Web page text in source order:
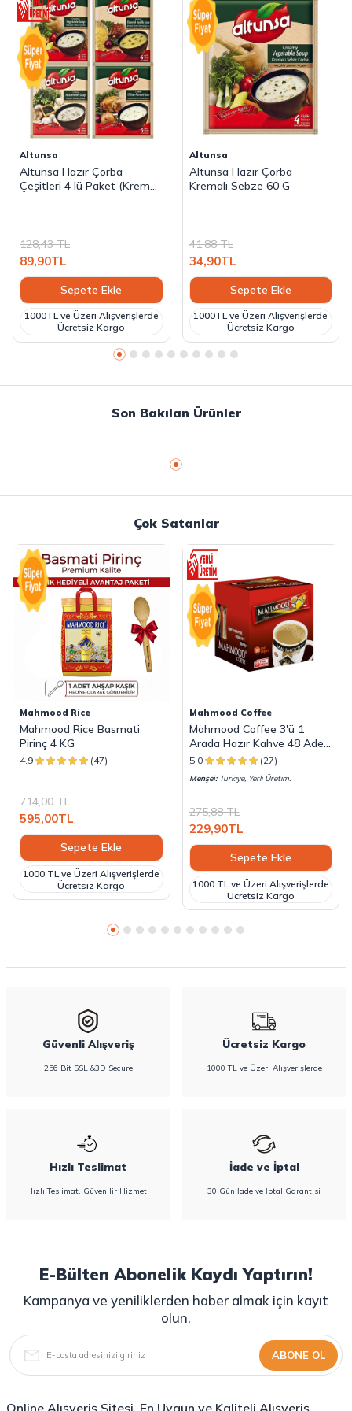
Altunsa
Altunsa Hazır Çorba
Çeşitleri 4 lü Paket (Kremalı
128,43TL
89,90TL
Sepete Ekle
1000TL ve Üzeri Alışverişlerde
Ücretsiz Kargo
Altunsa
Altunsa Hazır Çorba
Kremalı Sebze 60 G
41,88TL
34,90TL
Sepete Ekle
1000TL ve Üzeri Alışverişlerde
Ücretsiz Kargo
Son Bakılan Ürünler
Çok Satanlar
Mahmood Rice
Mahmood Rice Basmati
Pirinç 4 KG
4.9 (47)
714,00TL
595,00TL
Sepete Ekle
1000 TL ve Üzeri Alışverişlerde
Ücretsiz Kargo
Mahmood Coffee
Mahmood Coffee 3'ü 1
Arada Hazır Kahve 48 Adet
x 18 G
5.0 (27)
Menşei:Türkiye, Yerli Üretim.
275,88TL
229,90TL
Sepete Ekle
1000 TL ve Üzeri Alışverişlerde
Ücretsiz Kargo
Güvenli Alışveriş
256 Bit SSL &3D Secure
Ücretsiz Kargo
1000 TL ve Üzeri Alışverişlerde
Hızlı Teslimat
Hızlı Teslimat, Güvenilir Hizmet!
İade ve İptal
30 Gün İade ve İptal Garantisi
E-Bülten Abonelik Kaydı Yaptırın!
Kampanya ve yeniliklerden haber almak için kayıt
olun.
ABONE OL